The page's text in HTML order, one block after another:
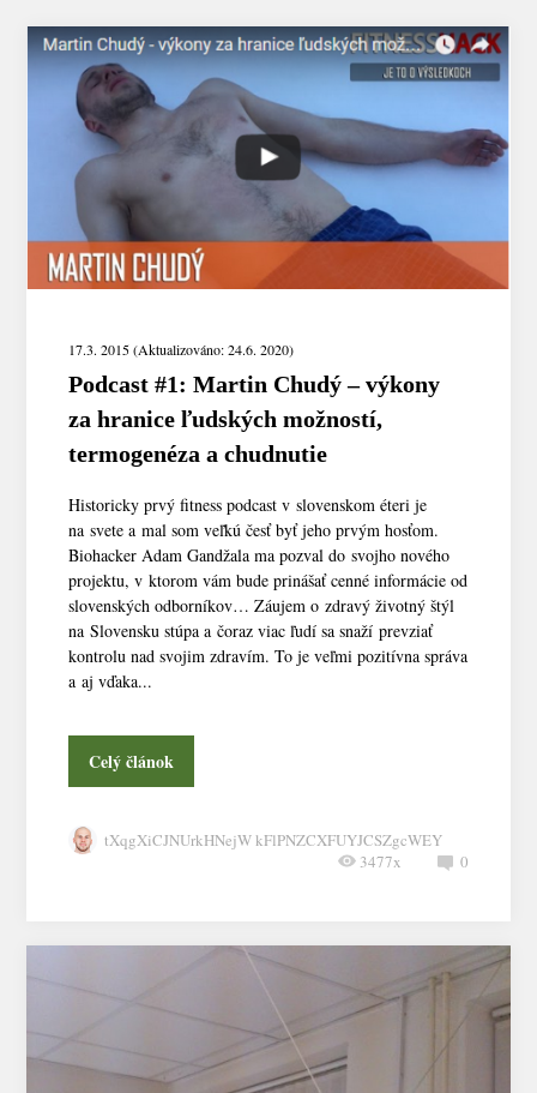
17.3. 2015 (Aktualizováno: 24.6. 2020)
Podcast #1: Martin Chudý – výkony
za hranice ľudských možností,
termogenéza a chudnutie
Historicky prvý fitness podcast v slovenskom éteri je
na svete a mal som veľkú česť byť jeho prvým hosťom.
Biohacker Adam Gandžala ma pozval do svojho nového
projektu, v ktorom vám bude prinášať cenné informácie od
slovenských odborníkov… Záujem o zdravý životný štýl
na Slovensku stúpa a čoraz viac ľudí sa snaží prevziať
kontrolu nad svojim zdravím. To je veľmi pozitívna správa
a aj vďaka...
Celý článok
tXqgXiCJNUrkHNejW kFlPNZCXFUYJCSZgcWEY
0
3477x